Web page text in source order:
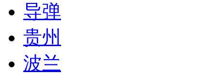
导弹
贵州
波兰